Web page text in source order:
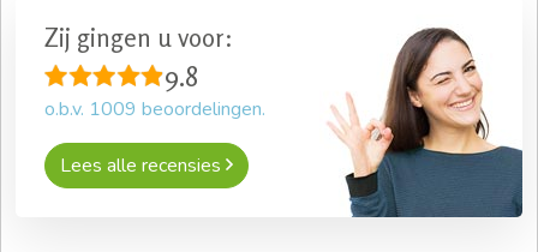
Zij gingen u voor:
9.8
o.b.v. 1009 beoordelingen.
Lees alle recensies